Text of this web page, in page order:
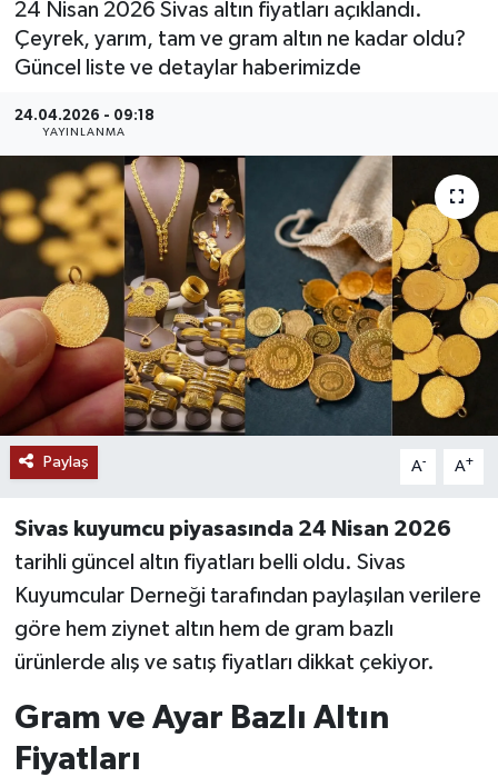
24 Nisan 2026 Sivas altın fiyatları açıklandı.
Çeyrek, yarım, tam ve gram altın ne kadar oldu?
Güncel liste ve detaylar haberimizde
24.04.2026 - 09:18
YAYINLANMA
Paylaş A- A+
Sivas kuyumcu piyasasında 24 Nisan 2026
tarihli güncel altın fiyatları belli oldu. Sivas
Kuyumcular Derneği tarafından paylaşılan verilere
göre hem ziynet altın hem de gram bazlı
ürünlerde alış ve satış fiyatları dikkat çekiyor.
Gram ve Ayar Bazlı Altın
Fiyatları
MAGAZİN
RESMİ İLANLAR
SAĞLIK
SİYASET
SOSYAL YARDIMLAR
SPONSORLU YAZI
SPOR
YAŞAM